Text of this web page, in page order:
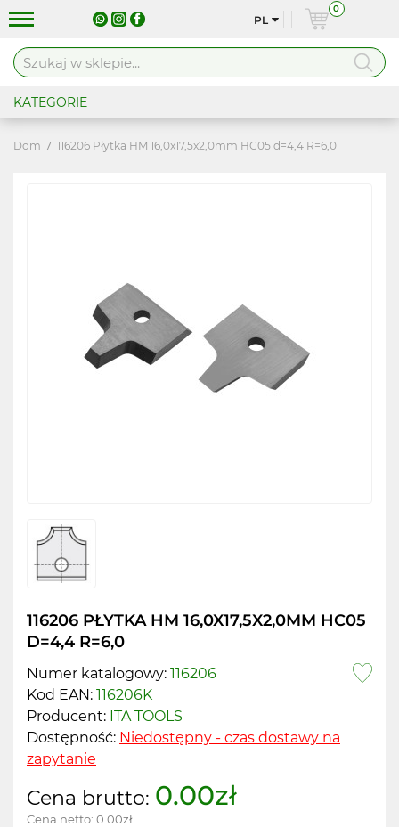
PL
0
KATEGORIE
Dom 116206 Płytka HM 16,0x17,5x2,0mm HC05 d=4,4 R=6,0
116206 PŁYTKA HM 16,0X17,5X2,0MM HC05
D=4,4 R=6,0
Numer katalogowy: 116206
Kod EAN: 116206K
Producent: ITA TOOLS
Dostępność: Niedostępny - czas dostawy na
zapytanie
Cena brutto: 0.00zł
Cena netto: 0.00zł